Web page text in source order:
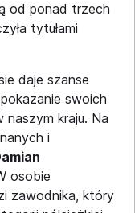
od ponad trzech
tytułami
daje szanse
swoich
naszym kraju. Na
i
osobie
zawodnika, który